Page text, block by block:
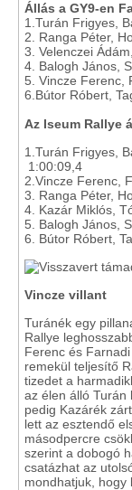
Állás a GY9-en
1.Turán Frigyes,
2. Ranga Péter,
3. Velenczei
4. Balogh János,
5. Vincze Ferenc,
6.Bútor Róbert,
Az Iseum Rallye
1.Turán Frigyes,
1:00:09,4
2.Vincze Ferenc,
3. Ranga Péter,
4. Kazár Miklós,
5. Balogh János,
6. Bútor Róbert,
Vincze villant
Turánék egy
Rallye
Ferenc és
remekül teljesítő
tizedet a
az élen álló Turán
pedig Kazárék
lett az esztendő
másodpercre
szerint a dobogó
csatázhat az
mondhatjuk, hogy